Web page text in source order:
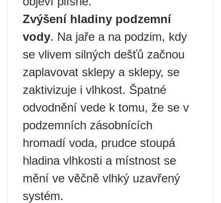
Zvýšení hladiny podzemní
vody. Na jaře a na podzim, kdy
se vlivem silných dešťů začnou
zaplavovat sklepy a sklepy, se
zaktivizuje i vlhkost. Špatné
odvodnění vede k tomu, že se v
podzemních zásobnících
hromadí voda, prudce stoupá
hladina vlhkosti a místnost se
mění ve věčně vlhký uzavřený
systém.